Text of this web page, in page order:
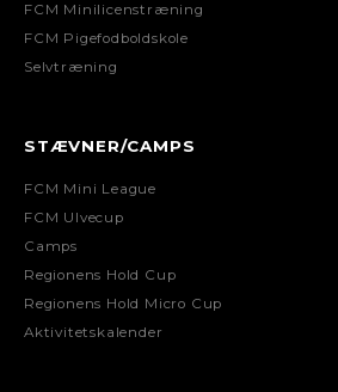
FCM Minilicenstræning
FCM Pigefodboldskole
Selvtræning
STÆVNER/CAMPS
FCM Mini League
FCM Ulvecup
Camps
Regionens Hold Cup
Regionens Hold Micro Cup
Aktivitetskalender